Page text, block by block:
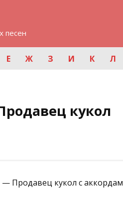
песен
Е Ж З И К Л
кукол
— Продавец кукол с